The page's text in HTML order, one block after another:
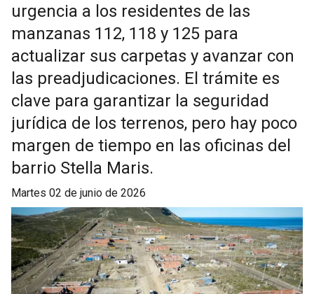
urgencia a los residentes de las
manzanas 112, 118 y 125 para
actualizar sus carpetas y avanzar con
las preadjudicaciones. El trámite es
clave para garantizar la seguridad
jurídica de los terrenos, pero hay poco
margen de tiempo en las oficinas del
barrio Stella Maris.
martes 02 de junio de 2026